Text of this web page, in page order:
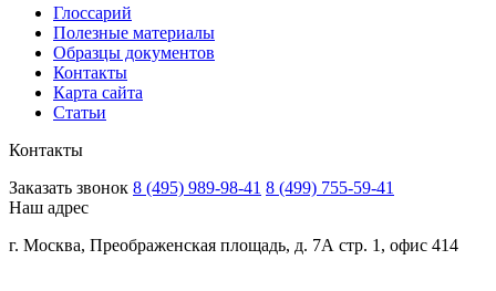
Глоссарий
Полезные материалы
Образцы документов
Контакты
Карта сайта
Статьи
Контакты
Заказать звонок 8 (495) 989-98-41 8 (499) 755-59-41
Наш адрес
г. Москва, Преображенская площадь, д. 7А стр. 1, офис 414